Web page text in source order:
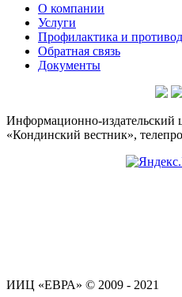
О компании
Услуги
Профилактика и
Обратная связь
Документы
Информационно-издательский
«Кондинский вестник»,
ИИЦ «ЕВРА» © 2009 - 2021